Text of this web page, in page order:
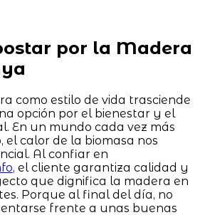
por la Madera
como estilo de vida trasciende
opción por el bienestar y el
En un mundo cada vez más
el calor de la biomasa nos
Al confiar en
, el cliente garantiza calidad y
que dignifica la madera en
Porque al final del día, no
frente a unas buenas